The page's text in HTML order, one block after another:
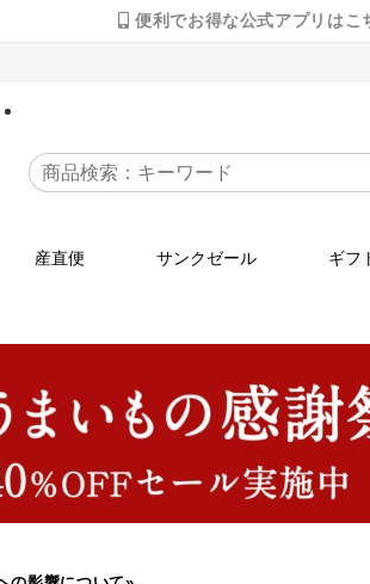
便利でお得な公式アプリはこ
産直便 サンクゼール ギフ